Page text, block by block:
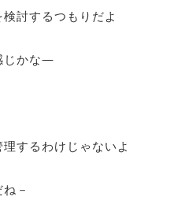
討するつもりだよ
じかな―
するわけじゃないよ
－